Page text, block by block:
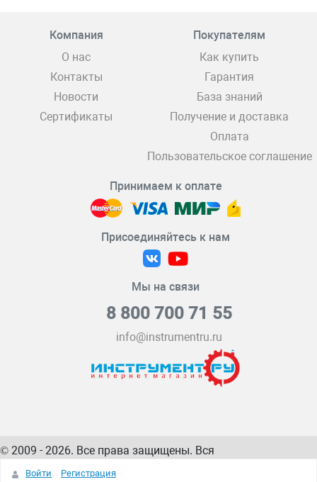
Компания
О нас
Контакты
Новости
Сертификаты
Покупателям
Как купить
Гарантия
База знаний
Получение и доставка
Оплата
Пользовательское соглашение
Принимаем к оплате
Присоединяйтесь к нам
Мы на связи
8 800 700 71 55
info@instrumentru.ru
© 2009 - 2026. Все права защищены. Вся
информация на сайте – собственность
Войти Регистрация